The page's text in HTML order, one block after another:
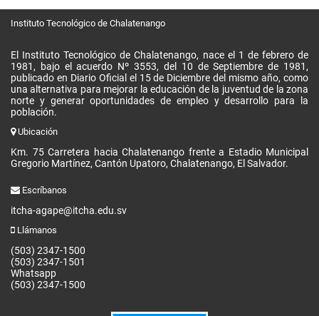
Instituto Tecnológico de Chalatenango
El Instituto Tecnológico de Chalatenango, nace el 1 de febrero de
1981, bajo el acuerdo Nº 3553, del 10 de Septiembre de 1981,
publicado en Diario Oficial el 15 de Diciembre del mismo año, como
una alternativa para mejorar la educación de la juventud de la zona
norte y generar oportunidades de empleo y desarrollo para la
población.
Ubicación
Km. 75 Carretera hacia Chalatenango frente a Estadio Municipal
Gregorio Martínez, Cantón Upatoro, Chalatenango, El Salvador.
Escríbanos
itcha-agape@itcha.edu.sv
Llámanos
(503) 2347-1500
(503) 2347-1501
Whatsapp
(503) 2347-1500